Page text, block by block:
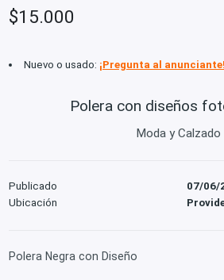
$15.000
Nuevo o usado: ¡Pregunta al anunciante!
Polera con diseños
Moda y Calzado
Publicado
07/06/
Ubicación
Polera Negra con Diseño